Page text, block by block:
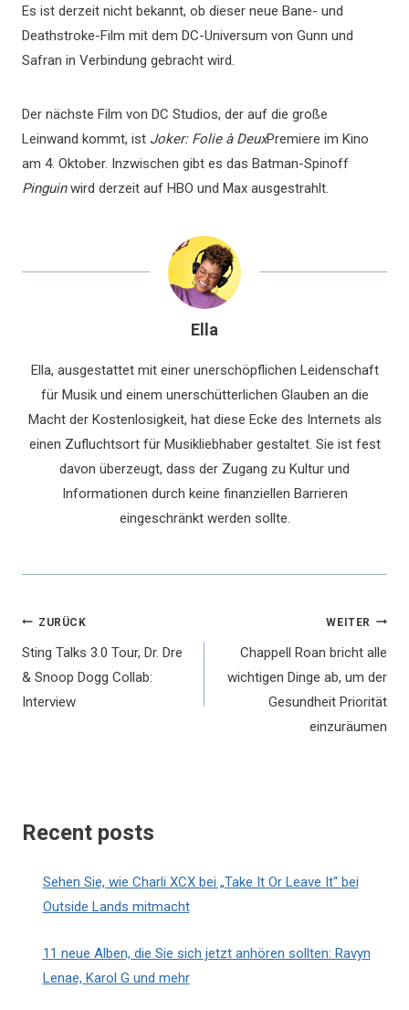
Es ist derzeit nicht bekannt, ob dieser neue Bane- und
Deathstroke-Film mit dem DC-Universum von Gunn und
Safran in Verbindung gebracht wird.
Der nächste Film von DC Studios, der auf die große
Leinwand kommt, ist Joker: Folie à DeuxPremiere im Kino
am 4. Oktober. Inzwischen gibt es das Batman-Spinoff
Pinguinwird derzeit auf HBO und Max ausgestrahlt.
Ella
Ella, ausgestattet mit einer unerschöpflichen Leidenschaft
für Musik und einem unerschütterlichen Glauben an die
Macht der Kostenlosigkeit, hat diese Ecke des Internets als
einen Zufluchtsort für Musikliebhaber gestaltet. Sie ist fest
davon überzeugt, dass der Zugang zu Kultur und
Informationen durch keine finanziellen Barrieren
eingeschränkt werden sollte.
Beitragsnavigation
ZURÜCK
Sting Talks 3.0 Tour, Dr. Dre
& Snoop Dogg Collab:
Interview
WEITER
Chappell Roan bricht alle
wichtigen Dinge ab, um der
Gesundheit Priorität
einzuräumen
Recent posts
Sehen Sie, wie Charli XCX bei „Take It Or Leave It“ bei
Outside Lands mitmacht
11 neue Alben, die Sie sich jetzt anhören sollten: Ravyn
Lenae, Karol G und mehr